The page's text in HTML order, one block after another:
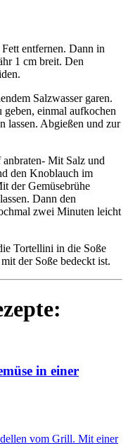
entfernen. Dann in
1 cm breit. Den
Salzwasser garen.
einmal aufkochen
lassen. Abgießen und zur
Mit Salz und
den Knoblauch im
der Gemüsebrühe
Dann den
zwei Minuten leicht
Tortellini in die Soße
der Soße bedeckt ist.
in einer
vom Grill. Mit einer